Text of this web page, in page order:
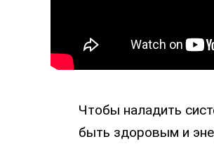
Чтобы наладить
быть здоровым и